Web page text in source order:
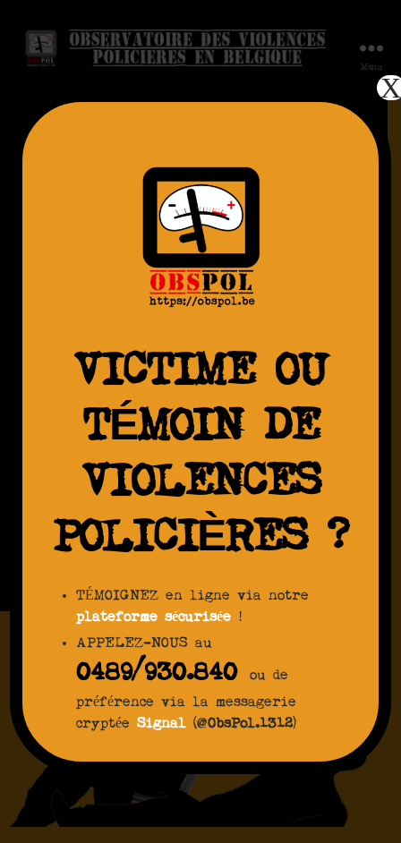
Menu
menotté,
17.11.2014 –
Brutalisé – Grez-
VICTIME OU
TÉMOIN DE
VIOLENCES
POLICIÈRES ?
TÉMOIGNEZ en ligne via notre
plateforme sécurisée !
APPELEZ-NOUS au
0489/930.840ou de
préférence via la messagerie
cryptéeSignal (@ObsPol.1312)
X